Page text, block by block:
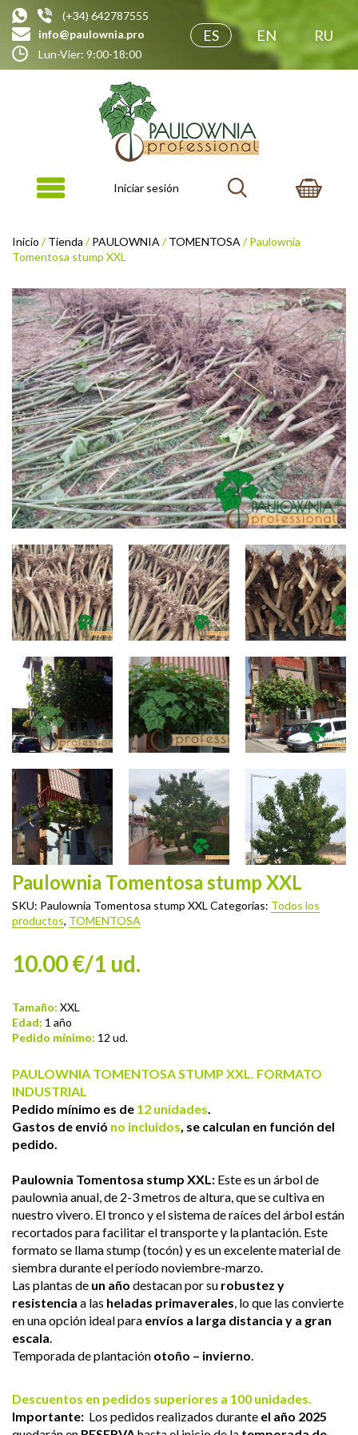
(+34) 642787555
info@paulownia.pro
Lun-Vier: 9:00-18:00
ES EN RU
Iniciar sesión
Inicio /Tienda /PAULOWNIA/TOMENTOSA/ Paulownia
Tomentosa stump XXL
Paulownia Tomentosa stump XXL
SKU: Paulownia Tomentosa stump XXLCategorías: Todos los
productos, TOMENTOSA
10.00 €/1 ud.
Tamaño: XXL
Edad: 1 año
Pedido mínimo: 12 ud.
PAULOWNIA TOMENTOSA STUMP XXL. FORMATO
INDUSTRIAL
Pedido mínimo es de 12 unidades.
Gastos de envió no incluidos, se calculan en función del
pedido.
Paulownia Tomentosa stump XXL: Este es un árbol de
paulownia anual, de 2-3 metros de altura, que se cultiva en
nuestro vivero. El tronco y el sistema de raíces del árbol están
recortados para facilitar el transporte y la plantación. Este
formato se llama stump (tocón) y es un excelente material de
siembra durante el período noviembre-marzo.
Las plantas de un año destacan por su robustez y
resistencia a las heladas primaverales, lo que las convierte
en una opción ideal para envíos a larga distancia y a gran
escala.
Temporada de plantación otoño – invierno.
Descuentos en pedidos superiores a 100 unidades.
Importante: Los pedidos realizados durante el año 2025